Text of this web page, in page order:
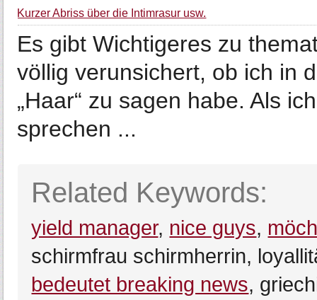
Kurzer Abriss über die Intimrasur usw.
Es gibt Wichtigeres zu
völlig verunsichert, ob ich in
„Haar“ zu sagen habe. Als
sprechen ...
Related Keywords:
yield manager, nice guys,
schirmfrau schirmherrin,
bedeutet breaking news,